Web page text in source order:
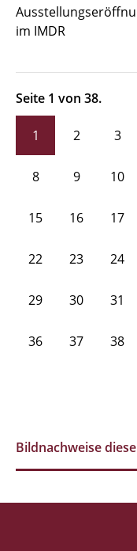
im IMDR
Seite 1 von 38.
1 2 3
8 9 10
15 16 17
22 23 24
29 30 31
36 37 38
Bildnachweise